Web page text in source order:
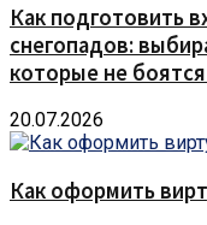
Как подготовить
снегопадов:
которые не
20.07.2026
Как оформить